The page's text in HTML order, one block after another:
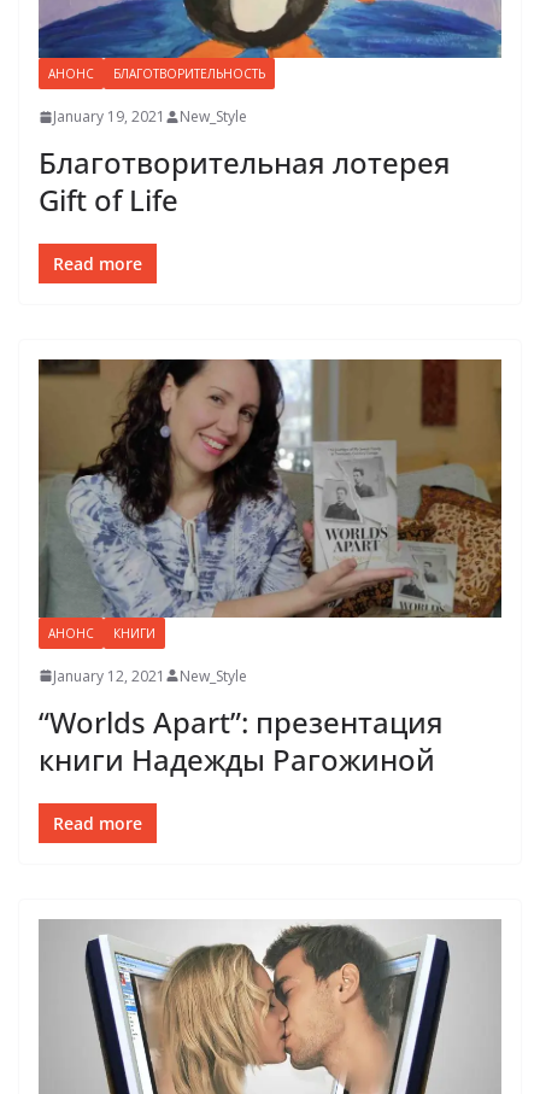
АНОНС БЛАГОТВОРИТЕЛЬНОСТЬ
January 19, 2021 New_Style
Благотворительная лотерея
Gift of Life
Read more
АНОНС КНИГИ
January 12, 2021 New_Style
“Worlds Apart”: презентация
книги Надежды Рагожиной
Read more